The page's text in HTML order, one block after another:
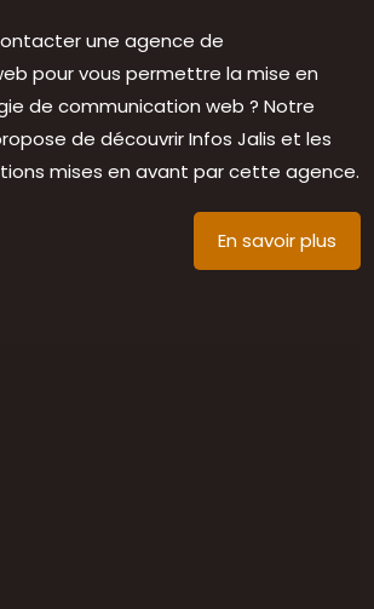
une agence de
pour vous permettre la mise en
de communication web ? Notre
de découvrir Infos Jalis et les
mises en avant par cette agence.
En savoir plus